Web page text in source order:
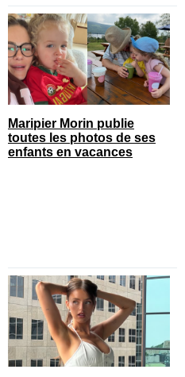
Maripier Morin publie
toutes les photos de ses
enfants en vacances